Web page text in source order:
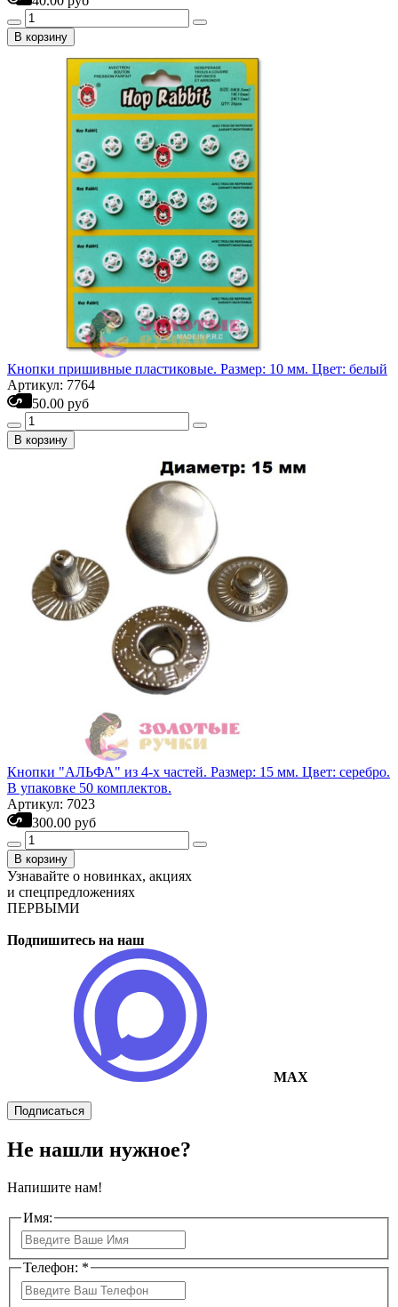
В корзину
Кнопки пришивные пластиковые. Размер: 10 мм. Цвет: белый
Артикул: 7764
50.00 руб
В корзину
Кнопки "АЛЬФА" из 4-х частей. Размер: 15 мм. Цвет: серебро.
В упаковке 50 комплектов.
Артикул: 7023
300.00 руб
В корзину
Узнавайте о новинках, акциях
и спецпредложениях
ПЕРВЫМИ
Подпишитесь на наш
MAX
Подписаться
Не нашли нужное?
Напишите нам!
Имя:
Телефон: *